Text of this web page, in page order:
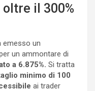
il 300%
emesso un
un ammontare di
a 6.875%. Si tratta
minimo di 100
ai trader